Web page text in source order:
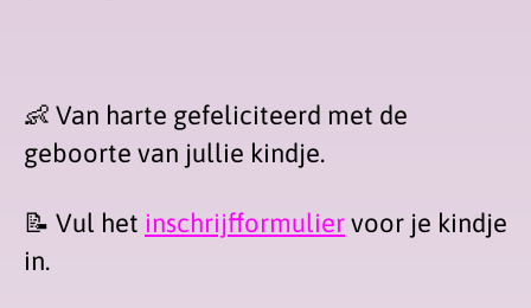
👶 Van harte gefeliciteerd met de
geboorte van jullie kindje.
📝 Vul het inschrijfformuliervoor je kindje
in.